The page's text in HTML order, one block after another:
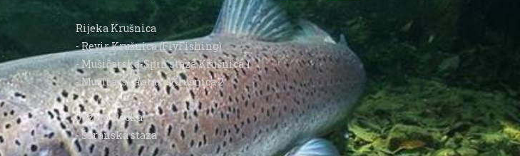
Rijeka Krušnica
- Revir Krušnica (FlyFishing)
- Mušičarska-Spin staza Krušnica 1
- Mušičarska staza Krušnica 2
Jezero Pecka
- Šaranska staza